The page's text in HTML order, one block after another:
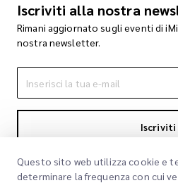
Iscriviti alla nostra
Rimani aggiornato sugli eventi di
nostra newsletter.
Iscriviti
Iscrivendoti accetti la nostra Informativa
privacy
Questo sito web utilizza cookie e
determinare la frequenza con cui